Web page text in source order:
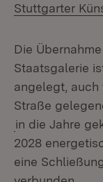
Stuttgarter
Die
Staatsgalerie
angelegt,
Straße
(Öffnet in
in die Jahre
2028
eine